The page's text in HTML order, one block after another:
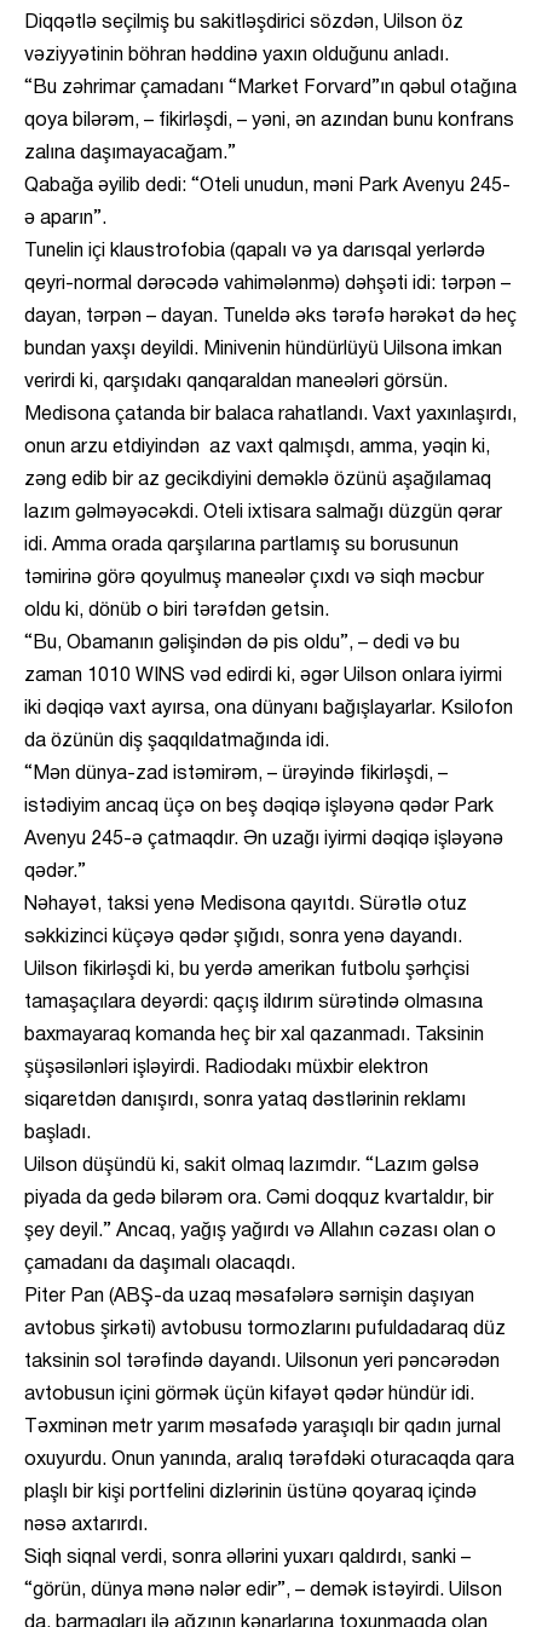
Diqqətlə seçilmiş bu sakitləşdirici sözdən, Uilson öz
vəziyyətinin böhran həddinə yaxın olduğunu anladı.
“Bu zəhrimar çamadanı “Market Forvard”ın qəbul otağına
qoya bilərəm, – fikirləşdi, – yəni, ən azından bunu konfrans
zalına daşımayacağam.”
Qabağa əyilib dedi: “Oteli unudun, məni Park Avenyu 245-
ə aparın”.
Tunelin içi klaustrofobia (qapalı və ya darısqal yerlərdə
qeyri-normal dərəcədə vahimələnmə) dəhşəti idi: tərpən –
dayan, tərpən – dayan. Tuneldə əks tərəfə hərəkət də heç
bundan yaxşı deyildi. Minivenin hündürlüyü Uilsona imkan
verirdi ki, qarşıdakı qanqaraldan maneələri görsün.
Medisona çatanda bir balaca rahatlandı. Vaxt yaxınlaşırdı,
onun arzu etdiyindən az vaxt qalmışdı, amma, yəqin ki,
zəng edib bir az gecikdiyini deməklə özünü aşağılamaq
lazım gəlməyəcəkdi. Oteli ixtisara salmağı düzgün qərar
idi. Amma orada qarşılarına partlamış su borusunun
təmirinə görə qoyulmuş maneələr çıxdı və siqh məcbur
oldu ki, dönüb o biri tərəfdən getsin.
“Bu, Obamanın gəlişindən də pis oldu”, – dedi və bu
zaman 1010 WINS vəd edirdi ki, əgər Uilson onlara iyirmi
iki dəqiqə vaxt ayırsa, ona dünyanı bağışlayarlar. Ksilofon
da özünün diş şaqqıldatmağında idi.
“Mən dünya-zad istəmirəm, – ürəyində fikirləşdi, –
istədiyim ancaq üçə on beş dəqiqə işləyənə qədər Park
Avenyu 245-ə çatmaqdır. Ən uzağı iyirmi dəqiqə işləyənə
qədər.”
Nəhayət, taksi yenə Medisona qayıtdı. Sürətlə otuz
səkkizinci küçəyə qədər şığıdı, sonra yenə dayandı.
Uilson fikirləşdi ki, bu yerdə amerikan futbolu şərhçisi
tamaşaçılara deyərdi: qaçış ildırım sürətində olmasına
baxmayaraq komanda heç bir xal qazanmadı. Taksinin
şüşəsilənləri işləyirdi. Radiodakı müxbir elektron
siqaretdən danışırdı, sonra yataq dəstlərinin reklamı
başladı.
Uilson düşündü ki, sakit olmaq lazımdır. “Lazım gəlsə
piyada da gedə bilərəm ora. Cəmi doqquz kvartaldır, bir
şey deyil.” Ancaq, yağış yağırdı və Allahın cəzası olan o
çamadanı da daşımalı olacaqdı.
Piter Pan (ABŞ-da uzaq məsafələrə sərnişin daşıyan
avtobus şirkəti) avtobusu tormozlarını pufuldadaraq düz
taksinin sol tərəfində dayandı. Uilsonun yeri pəncərədən
avtobusun içini görmək üçün kifayət qədər hündür idi.
Təxminən metr yarım məsafədə yaraşıqlı bir qadın jurnal
oxuyurdu. Onun yanında, aralıq tərəfdəki oturacaqda qara
plaşlı bir kişi portfelini dizlərinin üstünə qoyaraq içində
nəsə axtarırdı.
Siqh siqnal verdi, sonra əllərini yuxarı qaldırdı, sanki –
“görün, dünya mənə nələr edir”, – demək istəyirdi. Uilson
da, barmaqları ilə ağzının kənarlarına toxunmaqda olan